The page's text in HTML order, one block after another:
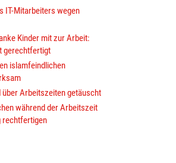
IT-Mitarbeiters wegen
Kinder mit zur Arbeit:
gerechtfertigt
islamfeindlichen
Arbeitszeiten getäuscht
während der Arbeitszeit
rechtfertigen